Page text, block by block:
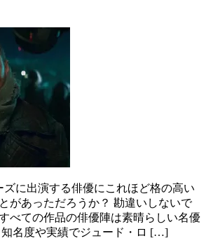
に出演する俳優にこれほど格の高い
があっただろうか？ 勘違いしないで
べての作品の俳優陣は素晴らしい名優
名度や実績でジュード・ロ […]